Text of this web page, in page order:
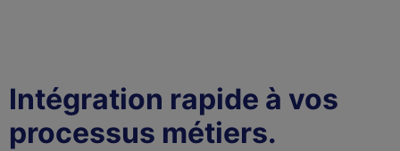
Intégration rapide à vos
processus métiers.